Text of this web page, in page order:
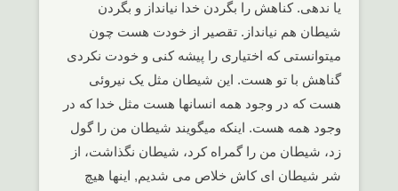
یا ندهی. کناهش را بگردن خدا نیانداز و بگردن
شیطان هم نیانداز. تقصیر از خودت هست چون
میتوانستی که اختیاری را پیشه کنی و خودت نکردی
گناهش با تو هست. این شیطان مثل یک نیروئی
هست که در وجود همه انسانها هست مثل خدا که در
وجود همه هست. اینکه میگویند شیطان من را گول
زد، شیطان من را گمراه کرد، شیطان نگذاشت، از
شر شیطان ای کاش خلاص می شدیم, اینها هیچ